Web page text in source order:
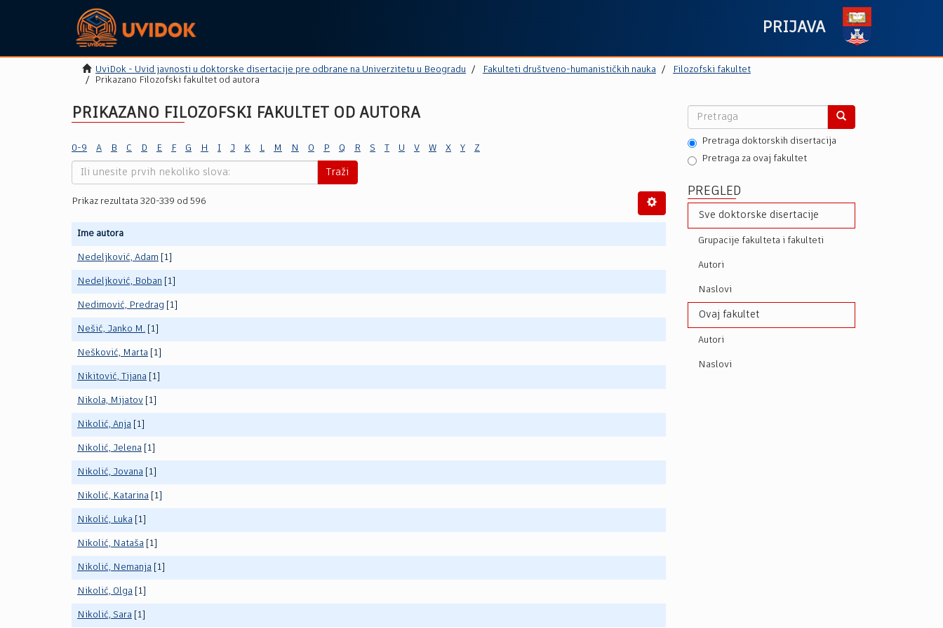
PRIJAVA
UviDok - Uvid javnosti u doktorske disertacije pre odbrane na Univerzitetu u Beogradu Fakulteti društveno-humanističkih nauka
Filozofski fakultet
Prikazano Filozofski fakultet od autora
PRIKAZANO FILOZOFSKI FAKULTET OD AUTORA
0-9 A B C D E F G H I J K L M N O P Q R S T U V W X Y Z
Traži
Prikaz rezultata 320-339 od 596
Ime autora
Nedeljković, Adam [1]
Nedeljković, Boban [1]
Nedimović, Predrag [1]
Nešić, Janko M. [1]
Nešković, Marta [1]
Nikitović, Tijana [1]
Nikola, Mijatov [1]
Nikolić, Anja [1]
Nikolić, Jelena [1]
Nikolić, Jovana [1]
Nikolić, Katarina [1]
Nikolić, Luka [1]
Nikolić, Nataša [1]
Nikolić, Nemanja [1]
Nikolić, Olga [1]
Nikolić, Sara [1]
Pretraga doktorskih disertacija
Pretraga za ovaj fakultet
PREGLED
Sve doktorske disertacije
Grupacije fakulteta i fakulteti
Autori
Naslovi
Ovaj fakultet
Autori
Naslovi